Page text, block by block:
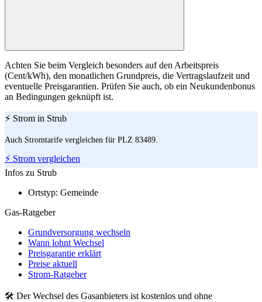
Achten Sie beim Vergleich besonders auf den Arbeitspreis
(Cent/kWh), den monatlichen Grundpreis, die Vertragslaufzeit und
eventuelle Preisgarantien. Prüfen Sie auch, ob ein Neukundenbonus
an Bedingungen geknüpft ist.
⚡ Strom in Strub
Auch Stromtarife vergleichen für PLZ 83489.
⚡ Strom vergleichen
Infos zu Strub
Ortstyp: Gemeinde
Gas-Ratgeber
Grundversorgung wechseln
Wann lohnt Wechsel
Preisgarantie erklärt
Preise aktuell
Strom-Ratgeber
🛠 Der Wechsel des Gasanbieters ist kostenlos und ohne